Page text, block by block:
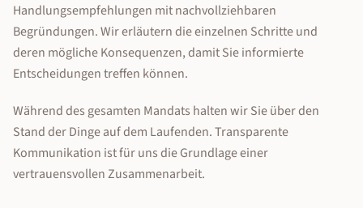
Handlungsempfehlungen mit nachvollziehbaren
Begründungen. Wir erläutern die einzelnen Schritte und
deren mögliche Konsequenzen, damit Sie informierte
Entscheidungen treffen können.
Während des gesamten Mandats halten wir Sie über den
Stand der Dinge auf dem Laufenden. Transparente
Kommunikation ist für uns die Grundlage einer
vertrauensvollen Zusammenarbeit.